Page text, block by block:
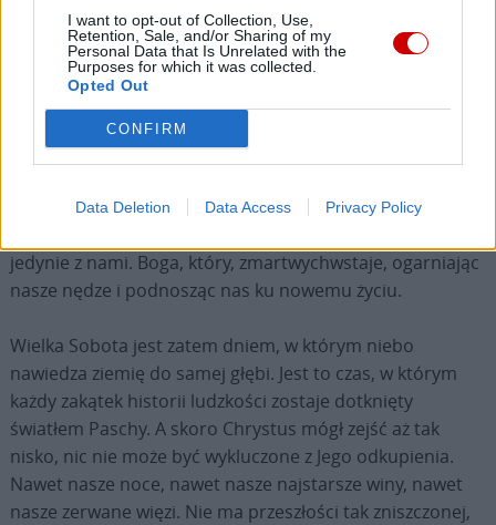
I want to opt-out of Collection, Use,
Retention, Sale, and/or Sharing of my
Personal Data that Is Unrelated with the
Purposes for which it was collected.
Opted Out
CONFIRM
Data Deletion Data Access Privacy Policy
ojciec wobec syna, który lęka się, że nie jest już kochany.
Na wschodnich ikonach Zmartwychwstania Chrystus
ukazywany jest jako Ten, który wyważa bramy otchłani i
wyciągając ramiona, chwyta nadgarstki Adama i Ewy. Nie
zbawia jedynie siebie samego, nie powraca do życia sam
chwała Zmartwychwstałego: jest to moc miłości,
jedynie z nami. Boga, który, zmartwychwstaje, ogarniając
nasze nędze i podnosząc nas ku nowemu życiu.
Wielka Sobota jest zatem dniem, w którym niebo
nawiedza ziemię do samej głębi. Jest to czas, w którym
każdy zakątek historii ludzkości zostaje dotknięty
światłem Paschy. A skoro Chrystus mógł zejść aż tak
nisko, nic nie może być wykluczone z Jego odkupienia.
Nawet nasze noce, nawet nasze najstarsze winy, nawet
nasze zerwane więzi. Nie ma przeszłości tak zniszczonej,